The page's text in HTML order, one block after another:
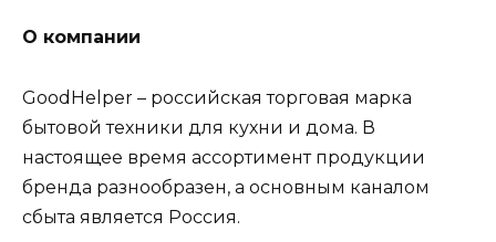
О компании
GoodHelper – российская торговая марка
бытовой техники для кухни и дома. В
настоящее время ассортимент продукции
бренда разнообразен, а основным каналом
сбыта является Россия.